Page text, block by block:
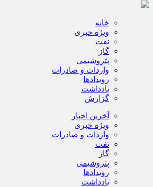
خانه
ویژه خبری
نفت
گاز
پتروشیمی
واردات و صادرات
رویدادها
یادداشت
گزارش
آخرین اخبار
ویژه خبری
واردات و صادرات
نفت
گاز
پتروشیمی
رویدادها
یادداشت